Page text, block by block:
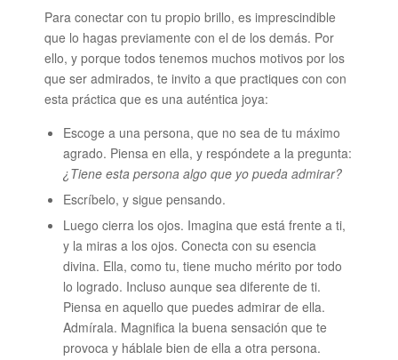
Para conectar con tu propio brillo, es imprescindible
que lo hagas previamente con el de los demás. Por
ello, y porque todos tenemos muchos motivos por los
que ser admirados, te invito a que practiques con con
esta práctica que es una auténtica joya:
Escoge a una persona, que no sea de tu máximo
agrado. Piensa en ella, y respóndete a la pregunta:
¿Tiene esta persona algo que yo pueda admirar?
Escríbelo, y sigue pensando.
Luego cierra los ojos. Imagina que está frente a ti,
y la miras a los ojos. Conecta con su esencia
divina. Ella, como tu, tiene mucho mérito por todo
lo logrado. Incluso aunque sea diferente de ti.
Piensa en aquello que puedes admirar de ella.
Admírala. Magnifica la buena sensación que te
provoca y háblale bien de ella a otra persona.